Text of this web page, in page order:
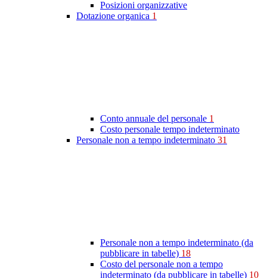
Posizioni organizzative
Dotazione organica 1
Conto annuale del personale 1
Costo personale tempo indeterminato
Personale non a tempo indeterminato 31
Personale non a tempo indeterminato (da
pubblicare in tabelle) 18
Costo del personale non a tempo
indeterminato (da pubblicare in tabelle) 10